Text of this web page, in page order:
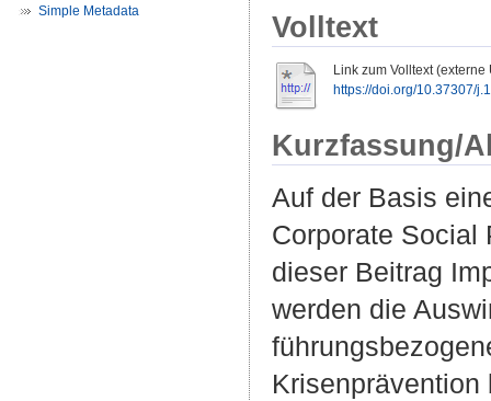
Simple Metadata
Volltext
Link zum Volltext (externe
https://doi.org/10.37307/
Kurzfassung/
Auf der Basis
Corporate Social
dieser Beitrag
werden die